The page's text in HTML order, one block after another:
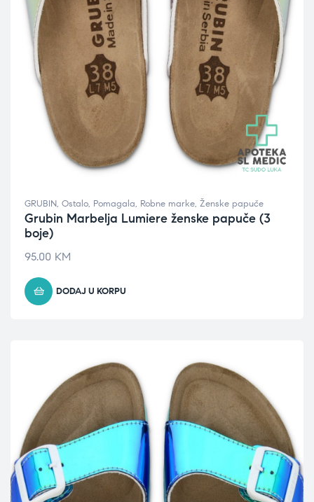
GRUBIN, Ostalo, Pomagala, Robne marke, Ženske papuče
Grubin Marbelja Lumiere ženske papuče (3
boje)
95.00 KM
DODAJ U KORPU